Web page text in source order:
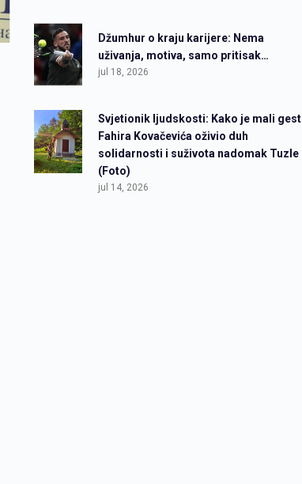
Džumhur o kraju karijere: Nema
uživanja, motiva, samo pritisak…
jul 18, 2026
Svjetionik ljudskosti: Kako je mali gest
Fahira Kovačevića oživio duh
solidarnosti i suživota nadomak Tuzle
(Foto)
jul 14, 2026